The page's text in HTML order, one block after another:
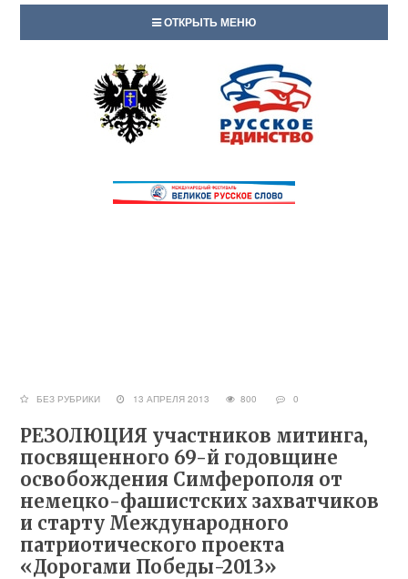
ОТКРЫТЬ МЕНЮ
БЕЗ РУБРИКИ 13 АПРЕЛЯ 2013 800 0
РЕЗОЛЮЦИЯ участников митинга,
посвященного 69-й годовщине
освобождения Симферополя от
немецко-фашистских захватчиков
и старту Международного
патриотического проекта
«Дорогами Победы-2013»